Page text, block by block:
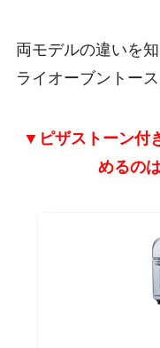
両モデルの違いを
ライオーブントー
▼ピザストーン付
めるの